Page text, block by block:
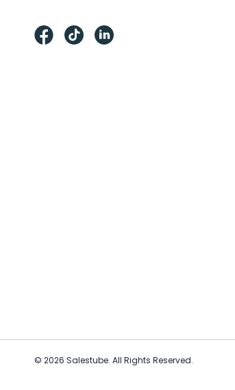
Facebook
TikTok LinkedIn
© 2026 Salestube. All Rights Reserved.